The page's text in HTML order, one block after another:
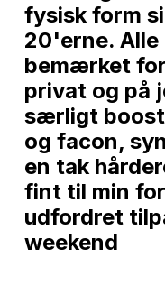
fysisk form
20'erne. Alle
bemærket
privat og på
særligt
og facon,
en tak
fint til min
udfordret
weekend